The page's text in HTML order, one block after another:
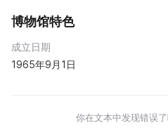
博物馆特色
成立日期
1965年9月1日
你在文本中发现错误